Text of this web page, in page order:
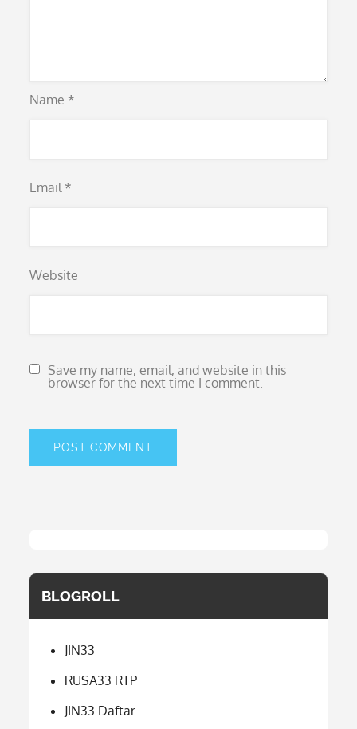
Name *
Email *
Website
Save my name, email, and website in this
browser for the next time I comment.
BLOGROLL
JIN33
RUSA33 RTP
JIN33 Daftar